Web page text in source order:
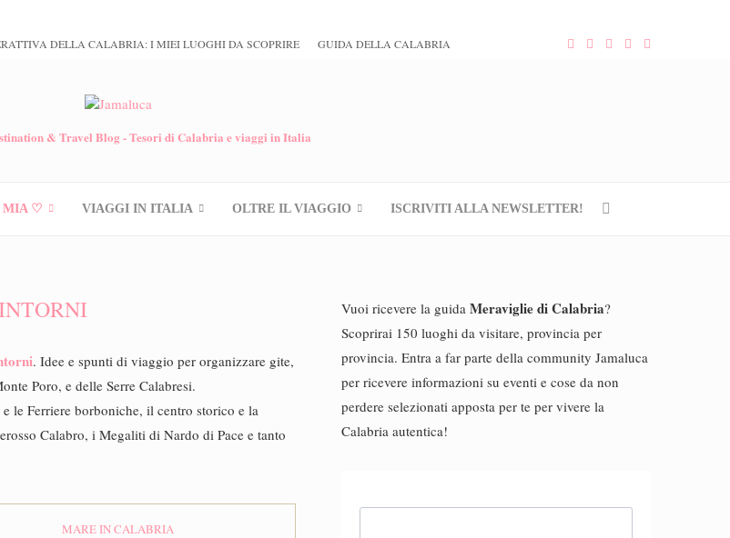
DELLA CALABRIA: I MIEI LUOGHI DA SCOPRIRE GUIDA DELLA CALABRIA
& Travel Blog - Tesori di Calabria e viaggi in Italia
MIA ♡ VIAGGI IN ITALIA OLTRE IL VIAGGIO ISCRIVITI ALLA NEWSLETTER!
. Idee e spunti di viaggio per organizzare gite,
Poro, e delle Serre Calabresi.
le Ferriere borboniche, il centro storico e la
Calabro, i Megaliti di Nardo di Pace e tanto
MARE IN CALABRIA
Vuoi ricevere la guida Meraviglie di Calabria?
Scoprirai 150 luoghi da visitare, provincia per
provincia. Entra a far parte della community Jamaluca
per ricevere informazioni su eventi e cose da non
perdere selezionati apposta per te per vivere la
Calabria autentica!